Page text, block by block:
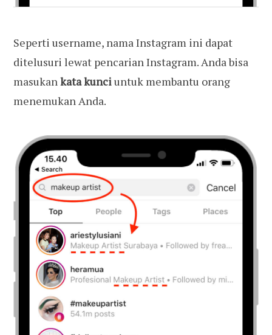
Seperti username, nama Instagram ini dapat
ditelusuri lewat pencarian Instagram. Anda bisa
masukan kata kunci untuk membantu orang
menemukan Anda.